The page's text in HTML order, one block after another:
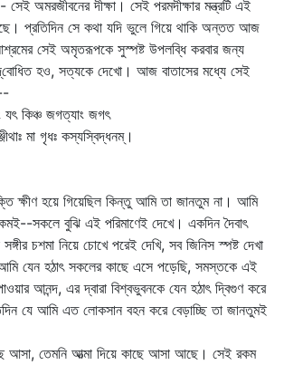
সেই অমরজীবনের দীক্ষা। সেই পরমদীক্ষার মন্ত্রটি এই
প্রতিদিন সে কথা যদি ভুলে গিয়ে থাকি অন্তত আজ
সেই অমৃতরূপকে সুস্পষ্ট উপলব্ধি করবার জন্য
হও, সত্যকে দেখো। আজ বাতাসের মধ্যে সেই
কিঞ্চ জগত্যাং জগৎ
মা গৃধঃ কস্যস্বিদ্ধনম্‌।
ক্ষীণ হয়ে গিয়েছিল কিন্তু আমি তা জানতুম না। আমি
সকলে বুঝি এই পরিমাণেই দেখে। একদিন দৈবাৎ
চশমা নিয়ে চোখে পরেই দেখি, সব জিনিস স্পষ্ট দেখা
যেন হঠাৎ সকলের কাছে এসে পড়েছি, সমস্তকে এই
আনন্দ, এর দ্বারা বিশ্বভুবনকে যেন হঠাৎ দ্বিগুণ করে
যে আমি এত লোকসান বহন করে বেড়াচ্ছি তা জানতুমই
আসা, তেমনি আত্মা দিয়ে কাছে আসা আছে। সেই রকম